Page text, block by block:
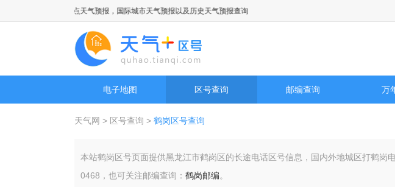
气预报，旅游景点天气预报，国际城市天气预报以及历史天气预报查询
电子地图 区号查询 邮编查询 万
天气网 > 区号查询 > 鹤岗区号查询
本站鹤岗区号页面提供黑龙江市鹤岗区的长途电话区号信息，国内外地城区打鹤岗
0468，也可关注邮编查询： 鹤岗邮编。